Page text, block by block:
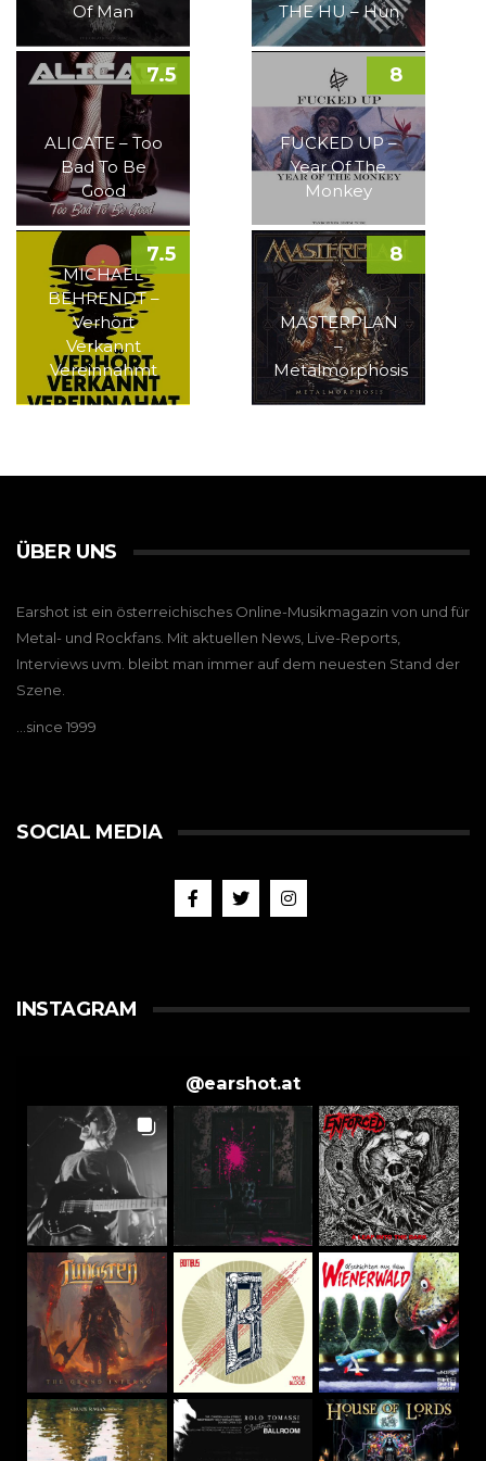
Of Man
THE HU – Hun
ALICATE – Too
Bad To Be
Good
7.5
FUCKED UP –
Year Of The
Monkey
8
MICHAEL
BEHRENDT –
Verhört
Verkannt
Vereinnahmt
7.5
MASTERPLAN
–
Metalmorphosis
8
ÜBER UNS
Earshot ist ein österreichisches Online-Musikmagazin von und für
Metal- und Rockfans. Mit aktuellen News, Live-Reports,
Interviews uvm. bleibt man immer auf dem neuesten Stand der
Szene.
…since 1999
SOCIAL MEDIA
INSTAGRAM
@earshot.at